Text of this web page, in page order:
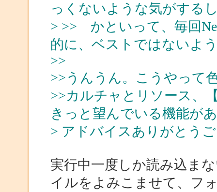
っくないような気がする
> >> かといって、毎回
的に、ベストではないよ
>>
>>うんうん。こうやって
>>カルチャとリソース、
きっと望んでいる機能が
> アドバイスありがとう
実行中一度しか読み込ま
イルをよみこませて、フ